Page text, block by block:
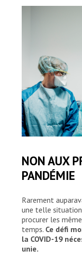
NON AUX
PANDÉMIE
Rarement
une telle
procurer les
temps. Ce défi
la COVID-19
unie.